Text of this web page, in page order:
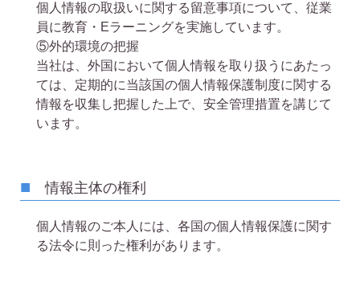
個人情報の取扱いに関する留意事項について、従業
員に教育・Eラーニングを実施しています。
⑤外的環境の把握
当社は、外国において個人情報を取り扱うにあたっ
ては、定期的に当該国の個人情報保護制度に関する
情報を収集し把握した上で、安全管理措置を講じて
います。
情報主体の権利
個人情報のご本人には、各国の個人情報保護に関す
る法令に則った権利があります。